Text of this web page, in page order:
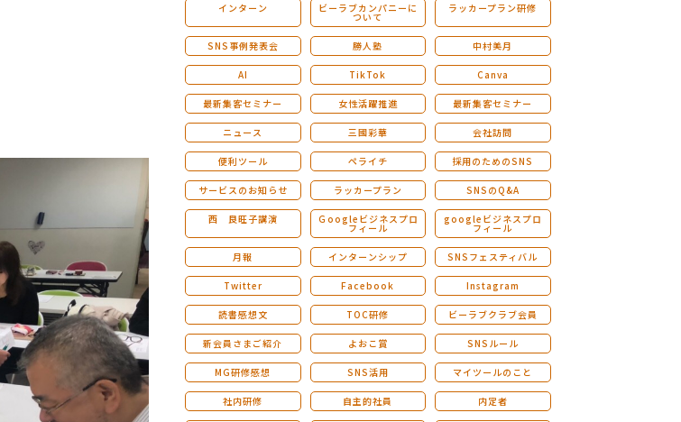
ストレングスファインダー研修
インターン ビーラブカンパニーに
ついて
ラッカープラン研修
SNS事例発表会 勝人塾 中村美月
AI TikTok Canva
最新集客セミナー 女性活躍推進 最新集客セミナー
ニュース 三國彩華 会社訪問
便利ツール ペライチ 採用のためのSNS
サービスのお知らせ ラッカープラン SNSのQ&A
西 良旺子講演 Ｇoogleビジネスプロ
フィール
googleビジネスプロ
フィール
月報 インターンシップ SNSフェスティバル
Twitter Facebook Instagram
読書感想文 TOC研修 ビーラブクラブ会員
新会員さまご紹介 よおこ賞 SNSルール
MG研修感想 SNS活用 マイツールのこと
社内研修 自主的社員 内定者